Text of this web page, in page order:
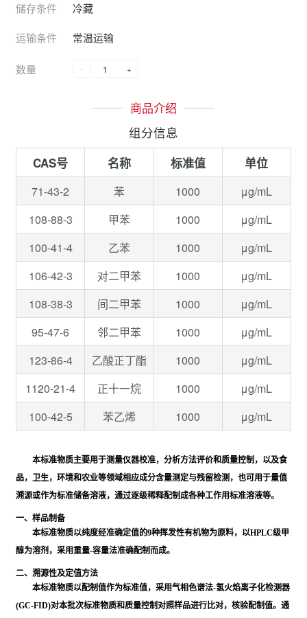
储存条件 冷藏
运输条件 常温运输
数量 - +
商品介绍
组分信息
CAS号 名称 标准值 单位
71-43-2 苯 1000
μg/mL
108-88-3
甲苯 1000
μg/mL
100-41-4
乙苯 1000
μg/mL
106-42-3
对二甲苯 1000
μg/mL
108-38-3
间二甲苯 1000
μg/mL
95-47-6
邻二甲苯 1000
μg/mL
123-86-4
乙酸正丁酯 1000
μg/mL
1120-21-4
正十一烷 1000
μg/mL
100-42-5
苯乙烯 1000 μg/mL
本标准物质主要用于测量仪器校准，分析方法评价和质量控制，以及食
品，卫生，环境和农业等领域相应成分含量测定与残留检测，也可用于量值
溯源或作为标准储备溶液，通过逐级稀释配制成各种工作用标准溶液等。
一、样品制备
本标准物质以纯度经准确定值的9种挥发性有机物为原料，以HPLC级甲
醇为溶剂，采用重量-容量法准确配制而成。
二、溯源性及定值方法
本标准物质以配制值作为标准值，采用气相色谱法-氢火焰离子化检测器
(GC-FID)对本批次标准物质和质量控制对照样品进行比对，核验配制值。通